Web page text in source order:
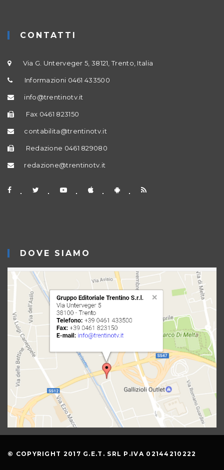
CONTATTI
Via G. Unterveger 5, 38121, Trento, Italia
Informazioni 0461 433500
info@trentinotv.it
Fax 0461 823150
contabilita@trentinotv.it
Redazione 0461 829080
redazione@trentinotv.it
DOVE SIAMO
© COPYRIGHT 2017 G.E.T. SRL P.IVA 02144210222